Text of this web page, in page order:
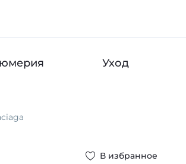
Уход
В избранное